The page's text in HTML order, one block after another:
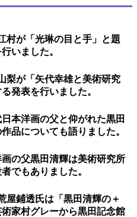
村が「光琳の目と手」と題
いました。
梨が「矢代幸雄と美術研究
発表を行いました。
本洋画の父と仰がれた黒田
品についても語りました。
の父黒田清輝は美術研究所
でもありました。
屋鋪透氏は「黒田清輝の＋
家村グレーから黒田記念館